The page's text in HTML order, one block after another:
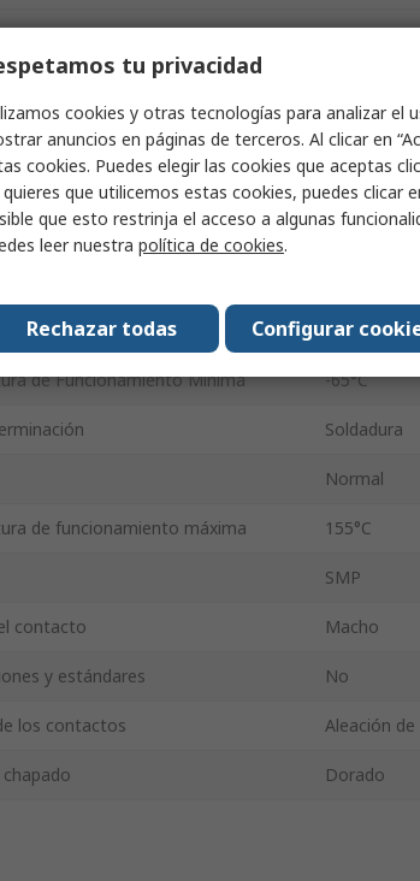
50Ω
conector
Recta
Standard
No
de Funcionamiento
cuerpo Dorado
de Funcionamiento Mínima -65°C
Soldadura
Normal
de funcionamiento máxima 155°C
SMP
contacto Macho
y estándares No
los contactos Aleación
Dorado
tu privacidad
cookies y otras tecnologías para analizar el
anuncios en páginas de terceros. Al clicar en
cookies. Puedes elegir las cookies que aceptas
que utilicemos estas cookies, puedes clicar
que esto restrinja el acceso a algunas
leer nuestra política de cookies.
Configurar
Rechazar todas